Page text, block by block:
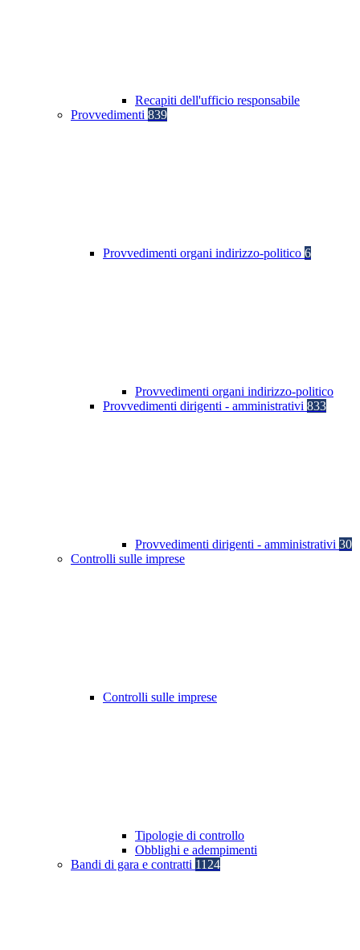
Recapiti dell'ufficio responsabile
Provvedimenti 839
Provvedimenti organi indirizzo-politico 6
Provvedimenti organi indirizzo-politico
Provvedimenti dirigenti - amministrativi 833
Provvedimenti dirigenti - amministrativi 30
Controlli sulle imprese
Controlli sulle imprese
Tipologie di controllo
Obblighi e adempimenti
Bandi di gara e contratti 1124